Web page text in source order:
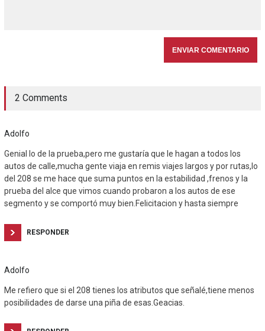
2 Comments
Adolfo
Genial lo de la prueba,pero me gustaría que le hagan a todos los
autos de calle,mucha gente viaja en remis viajes largos y por rutas,lo
del 208 se me hace que suma puntos en la estabilidad ,frenos y la
prueba del alce que vimos cuando probaron a los autos de ese
segmento y se comportó muy bien.Felicitacion y hasta siempre
RESPONDER
Adolfo
Me refiero que si el 208 tienes los atributos que señalé,tiene menos
posibilidades de darse una piña de esas.Geacias.